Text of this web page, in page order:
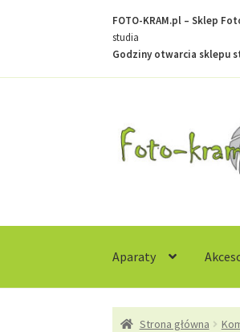
FOTO-KRAM.pl – Sklep
studia
Godziny otwarcia sklepu
do
nawigacji
do
treści
Aparaty
Strona głównaKontakt
Strona główna